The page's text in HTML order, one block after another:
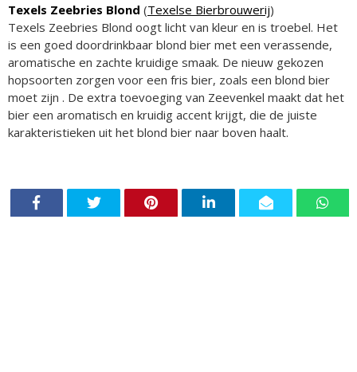
Texels Zeebries Blond (Texelse Bierbrouwerij)
Texels Zeebries Blond oogt licht van kleur en is troebel. Het
is een goed doordrinkbaar blond bier met een verassende,
aromatische en zachte kruidige smaak. De nieuw gekozen
hopsoorten zorgen voor een fris bier, zoals een blond bier
moet zijn . De extra toevoeging van Zeevenkel maakt dat het
bier een aromatisch en kruidig accent krijgt, die de juiste
karakteristieken uit het blond bier naar boven haalt.